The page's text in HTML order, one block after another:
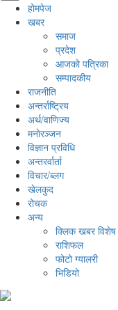
होमपेज
खबर
समाज
प्रदेश
आजको पत्रिका
सम्पादकीय
राजनीति
अन्तर्राष्ट्रिय
अर्थ/वाणिज्य
मनाेरञ्जन
विज्ञान प्रविधि
अन्तरर्वार्ता
विचार/ब्लग
खेलकुद
रोचक
अन्य
क्लिक खबर विशेष
राशिफल
फोटो ग्यालरी
भिडियो